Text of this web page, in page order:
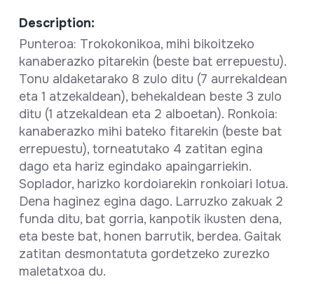
Description:
Punteroa: Trokokonikoa, mihi bikoitzeko
kanaberazko pitarekin (beste bat errepuestu).
Tonu aldaketarako 8 zulo ditu (7 aurrekaldean
eta 1 atzekaldean), behekaldean beste 3 zulo
ditu (1 atzekaldean eta 2 alboetan). Ronkoia:
kanaberazko mihi bateko fitarekin (beste bat
errepuestu), torneatutako 4 zatitan egina
dago eta hariz egindako apaingarriekin.
Soplador, harizko kordoiarekin ronkoiari lotua.
Dena haginez egina dago. Larruzko zakuak 2
funda ditu, bat gorria, kanpotik ikusten dena,
eta beste bat, honen barrutik, berdea. Gaitak
zatitan desmontatuta gordetzeko zurezko
maletatxoa du.